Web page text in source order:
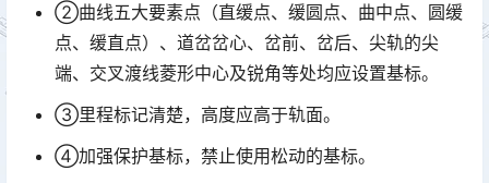
②曲线五大要素点（直缓点、缓圆点、曲中点、圆缓
点、缓直点）、道岔岔心、岔前、岔后、尖轨的尖
端、交叉渡线菱形中心及锐角等处均应设置基标。
③里程标记清楚，高度应高于轨面。
④加强保护基标，禁止使用松动的基标。